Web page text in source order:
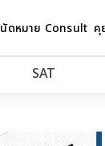
นัดหมาย Consult คุ
SAT